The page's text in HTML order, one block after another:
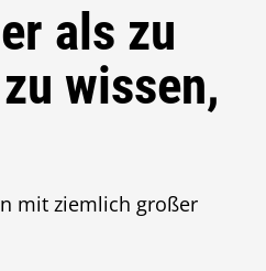
als zu
wissen,
mit ziemlich großer